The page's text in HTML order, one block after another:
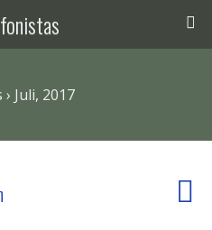
Juli, 2017